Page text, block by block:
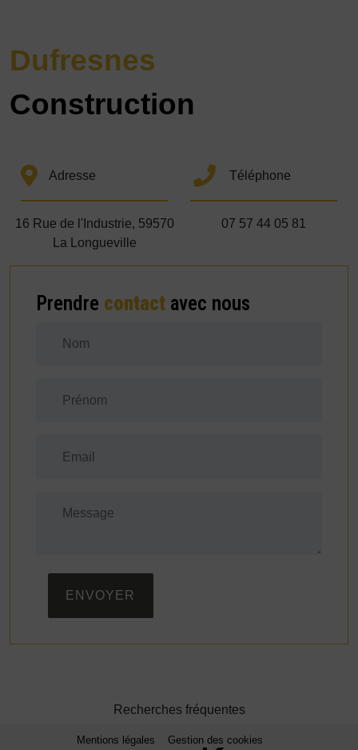
Dufresnes
Construction
Adresse
16 Rue de l'Industrie, 59570
La Longueville
Téléphone
07 57 44 05 81
Prendre contact avec nous
ENVOYER
Recherches fréquentes
Mentions légales Gestion des cookies